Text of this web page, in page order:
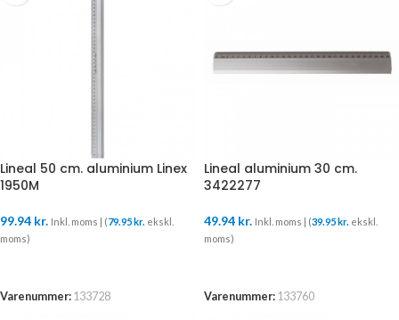
Lineal 50 cm. aluminium Linex
1950M
99.94 kr. Inkl. moms | (79.95kr. ekskl.
moms)
Varenummer: 133728
Lineal aluminium 30 cm.
3422277
49.94 kr. Inkl. moms | (39.95kr. ekskl.
moms)
Varenummer: 133760